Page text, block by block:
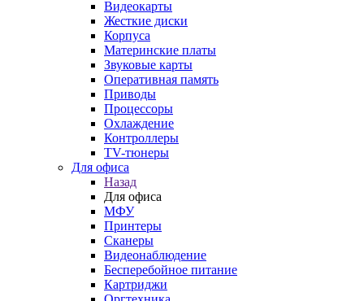
Видеокарты
Жесткие диски
Корпуса
Материнские платы
Звуковые карты
Оперативная память
Приводы
Процессоры
Охлаждение
Контроллеры
TV-тюнеры
Для офиса
Назад
Для офиса
МФУ
Принтеры
Сканеры
Видеонаблюдение
Бесперебойное питание
Картриджи